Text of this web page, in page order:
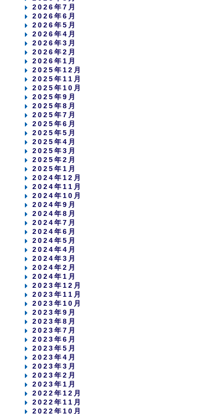
2026年7月
2026年6月
2026年5月
2026年4月
2026年3月
2026年2月
2026年1月
2025年12月
2025年11月
2025年10月
2025年9月
2025年8月
2025年7月
2025年6月
2025年5月
2025年4月
2025年3月
2025年2月
2025年1月
2024年12月
2024年11月
2024年10月
2024年9月
2024年8月
2024年7月
2024年6月
2024年5月
2024年4月
2024年3月
2024年2月
2024年1月
2023年12月
2023年11月
2023年10月
2023年9月
2023年8月
2023年7月
2023年6月
2023年5月
2023年4月
2023年3月
2023年2月
2023年1月
2022年12月
2022年11月
2022年10月